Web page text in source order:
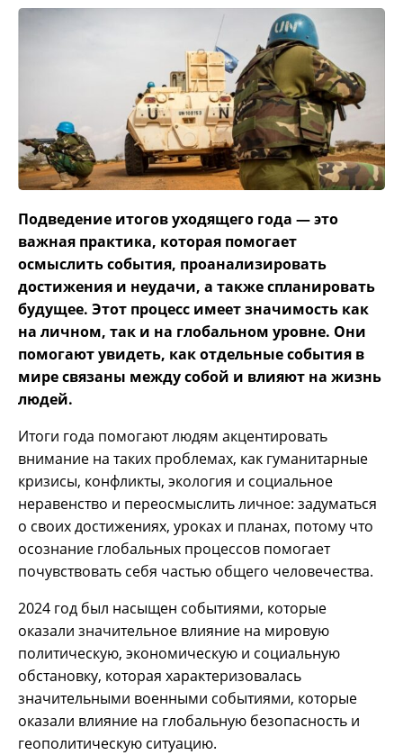
Подведение итогов уходящего года — это
важная практика, которая помогает
осмыслить события, проанализировать
достижения и неудачи, а также спланировать
будущее. Этот процесс имеет значимость как
на личном, так и на глобальном уровне. Они
помогают увидеть, как отдельные события в
мире связаны между собой и влияют на жизнь
людей.
Итоги года помогают людям акцентировать
внимание на таких проблемах, как гуманитарные
кризисы, конфликты, экология и социальное
неравенство и переосмыслить личное: задуматься
о своих достижениях, уроках и планах, потому что
осознание глобальных процессов помогает
почувствовать себя частью общего человечества.
2024 год был насыщен событиями, которые
оказали значительное влияние на мировую
политическую, экономическую и социальную
обстановку, которая характеризовалась
значительными военными событиями, которые
оказали влияние на глобальную безопасность и
геополитическую ситуацию.